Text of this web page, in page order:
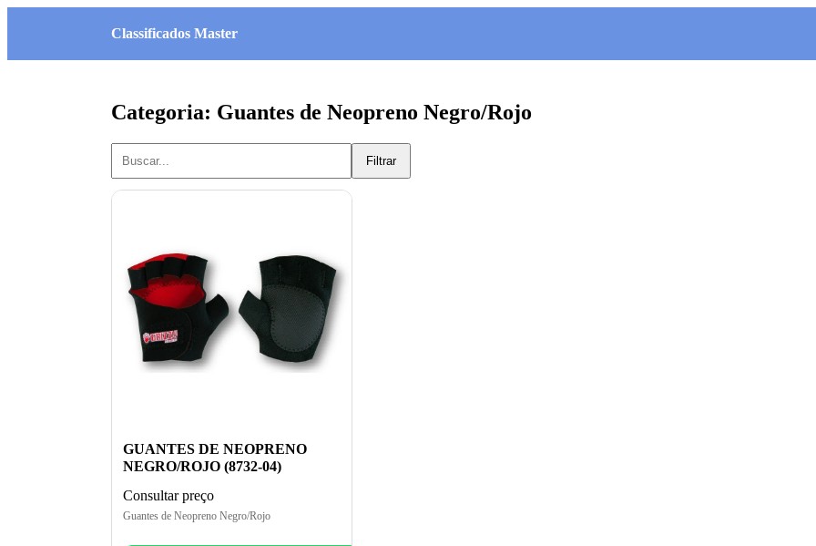
Classificados Master
Categoria: Guantes de Neopreno Negro/Rojo
Filtrar
GUANTES DE NEOPRENO
NEGRO/ROJO (8732-04)
Consultar preço
Guantes de Neopreno Negro/Rojo